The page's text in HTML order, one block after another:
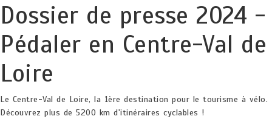
Dossier de presse 2024 -
Pédaler en Centre-Val de
Loire
Le Centre-Val de Loire, la 1ère destination pour le tourisme à vélo.
Découvrez plus de 5200 km d'itinéraires cyclables !